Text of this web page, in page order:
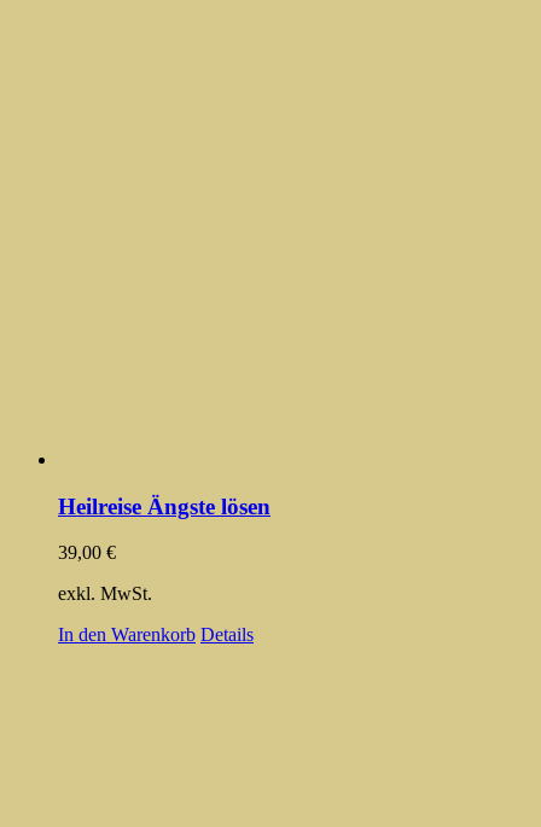
Heilreise Ängste lösen
39,00 €
exkl. MwSt.
In den Warenkorb Details